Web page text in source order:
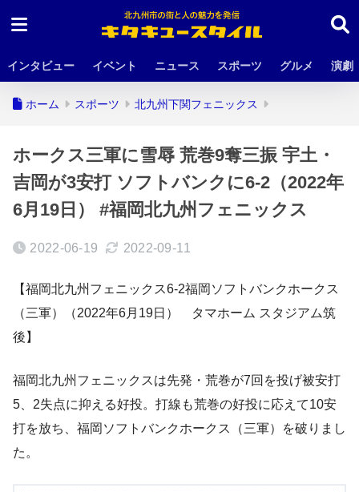
インタビュー イベント ニュース スポーツ グルメ 演劇
ホーム スポーツ 北九州下関フェニックス
ホークス三軍に雪辱 荒巻9奪三振 宇土・
吉岡が3安打 ソフトバンクに6-2（2022年
6月19日） #福岡北九州フェニックス
2022-06-19 2022-09-11
【福岡北九州フェニックス6-2福岡ソフトバンクホークス
（三軍）（2022年6月19日） タマホーム スタジアム筑
後】
福岡北九州フェニックスは先発・荒巻が7回を投げ被安打
5、2失点に抑える好投。打線も荒巻の好投に応えて10安
打を放ち、福岡ソフトバンクホークス（三軍）を破りまし
た。